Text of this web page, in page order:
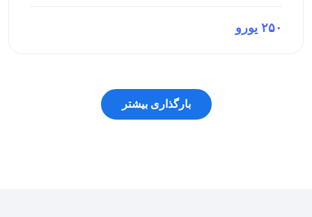
۲۵۰ یورو